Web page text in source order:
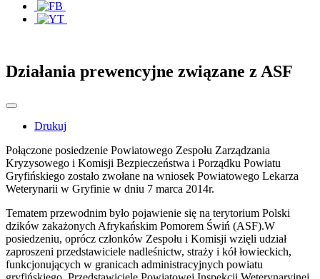
Działania prewencyjne związane z ASF
Drukuj
Połączone posiedzenie Powiatowego Zespołu Zarządzania
Kryzysowego i Komisji Bezpieczeństwa i Porządku Powiatu
Gryfińskiego zostało zwołane na wniosek Powiatowego Lekarza
Weterynarii w Gryfinie w dniu 7 marca 2014r.
Tematem przewodnim było pojawienie się na terytorium Polski
dzików zakażonych Afrykańskim Pomorem Świń (ASF).W
posiedzeniu, oprócz członków Zespołu i Komisji wzięli udział
zaproszeni przedstawiciele nadleśnictw, straży i kół łowieckich,
funkcjonujących w granicach administracyjnych powiatu